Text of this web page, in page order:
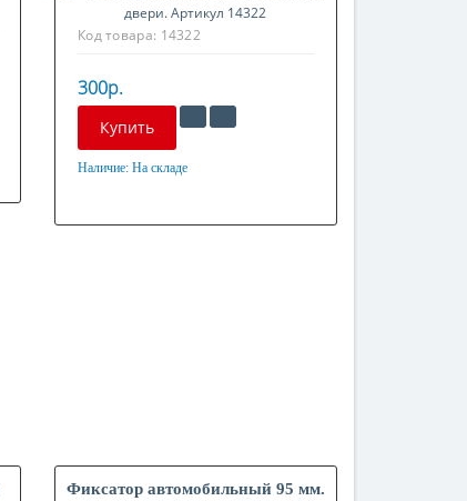
Код товара: 14322
300р.
Купить
Наличие: На складе
Фиксатор автомобильный 95 мм.